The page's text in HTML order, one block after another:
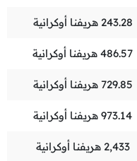
243.28 هريفنا أوكرانية
486.57 هريفنا أوكرانية
729.85 هريفنا أوكرانية
973.14 هريفنا أوكرانية
2,433 هريفنا أوكرانية